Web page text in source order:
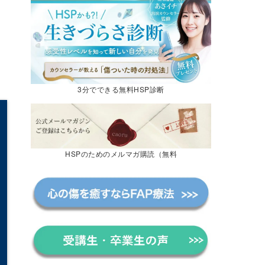
3分でできる無料HSP診断
HSPのためのメルマガ購読（無料